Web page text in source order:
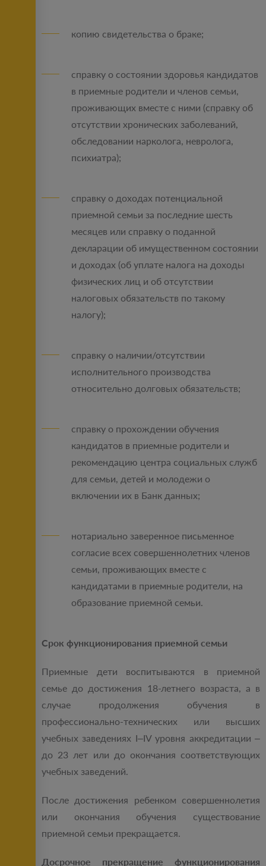
копию свидетельства о браке;
справку о состоянии здоровья кандидатов
в приемные родители и членов семьи,
проживающих вместе с ними (справку об
отсутствии хронических заболеваний,
обследовании нарколога, невролога,
психиатра);
справку о доходах потенциальной
приемной семьи за последние шесть
месяцев или справку о поданной
декларации об имущественном состоянии
и доходах (об уплате налога на доходы
физических лиц и об отсутствии
налоговых обязательств по такому
налогу);
справку о наличии/отсутствии
исполнительного производства
относительно долговых обязательств;
справку о прохождении обучения
кандидатов в приемные родители и
рекомендацию центра социальных служб
для семьи, детей и молодежи о
включении их в Банк данных;
нотариально заверенное письменное
согласие всех совершеннолетних членов
семьи, проживающих вместе с
кандидатами в приемные родители, на
образование приемной семьи.
Срок функционирования приемной семьи
Приемные дети воспитываются в приемной
семье до достижения 18-летнего возраста, а в
случае продолжения обучения в
профессионально-технических или высших
учебных заведениях I–IV уровня аккредитации –
до 23 лет или до окончания соответствующих
учебных заведений.
После достижения ребенком совершеннолетия
или окончания обучения существование
приемной семьи прекращается.
Досрочное прекращение функционирования